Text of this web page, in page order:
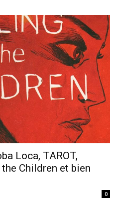
Loca, TAROT,
Children et bien
0